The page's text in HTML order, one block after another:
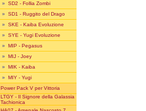
» SD2 - Follia Zombi
» SD1 - Ruggito del Drago
» SKE - Kaiba Evoluzione
» SYE - Yugi Evoluzione
» MIP - Pegasus
» MIJ - Joey
» MIK - Kaiba
» MIY - Yugi
Power Pack V per Vittoria
LTGY - Il Signore della Galassia
Tachionica